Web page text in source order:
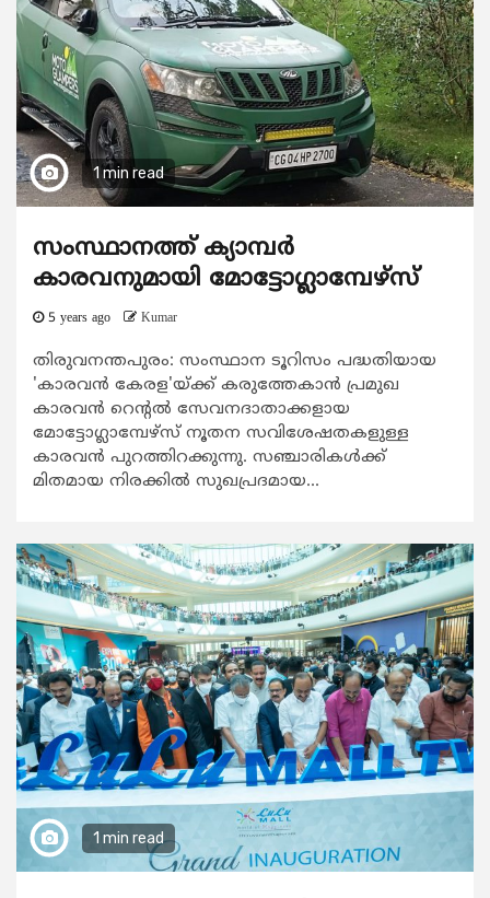
1 min read
സംസ്ഥാനത്ത് ക്യാമ്പര്‍
കാരവനുമായി മോട്ടോഗ്ലാമ്പേഴ്സ്
5 years ago Kumar
തിരുവനന്തപുരം: സംസ്ഥാന ടൂറിസം പദ്ധതിയായ
'കാരവന്‍ കേരള'യ്ക്ക് കരുത്തേകാന്‍ പ്രമുഖ
കാരവന്‍ റെന്‍റല്‍ സേവനദാതാക്കളായ
മോട്ടോഗ്ലാമ്പേഴ്സ് നൂതന സവിശേഷതകളുള്ള
കാരവന്‍ പുറത്തിറക്കുന്നു. സഞ്ചാരികള്‍ക്ക്
മിതമായ നിരക്കില്‍ സുഖപ്രദമായ...
1 min read